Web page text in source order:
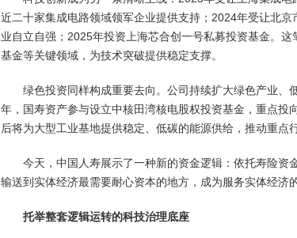
近二十家集成电路领域领军企业提供支持；2024年受让北
业自立自强；2025年投资上海芯合创一号私募投资基金。
基金等关键领域，为技术突破提供稳定支撑。
绿色投资同样构成重要去向。公司持续扩大绿色产业、
年，国寿资产参与设立中核田湾核电股权投资基金，重点投
后将为大型工业基地提供稳定、低碳的能源供给，推动重点
今天，中国人寿展示了一种新的资金逻辑：依托寿险资
输送到实体经济最需要耐心资本的地方，成为服务实体经济
托举整套逻辑运转的科技治理底座